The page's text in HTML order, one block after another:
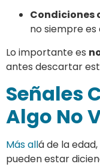
Condiciones
no siempre es
Lo importante es
antes descartar
Señales
Algo No
Más allá de la
pueden estar